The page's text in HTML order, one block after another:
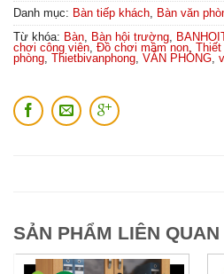
Danh mục: Bàn tiếp khách, Bàn văn
Từ khóa: Bàn, Bàn hội trường,
chơi công viên, Đồ chơi mầm non, Thiết
phòng, Thietbivanphong, VĂN PHÒNG,
SẢN PHẨM LIÊN QUAN